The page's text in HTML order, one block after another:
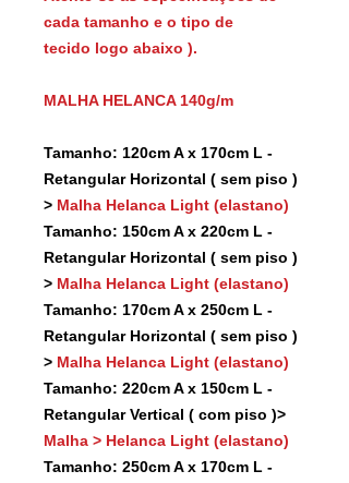
cada tamanho e o tipo de
tecido logo abaixo ).
MALHA HELANCA 140g/m
Tamanho: 120cm A x 170cm L -
Retangular Horizontal ( sem piso )
> Malha Helanca Light (elastano)
Tamanho: 150cm A x 220cm L -
Retangular Horizontal ( sem piso )
> Malha Helanca Light (elastano)
Tamanho: 170cm A x 250cm L -
Retangular Horizontal ( sem piso )
> Malha Helanca Light (elastano)
Tamanho: 220cm A x 150cm L -
Retangular Vertical ( com piso )>
Malha > Helanca Light (elastano)
Tamanho: 250cm A x 170cm L -